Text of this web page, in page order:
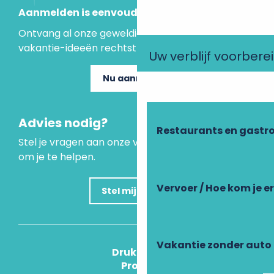
Uw verblijf
Restaurants en
Vervoer / Hoe kom je
Vakantie zonder auto
Aanmelden is eenvoudig
Ontvang al onze geweldige aanbiedingen en
vakantie-ideeën rechtstreeks in je inbox.
Nu aanmelden
Advies nodig?
Stel je vragen aan onze virtuele assistent, die er is
om je te helpen.
Stel mijn vraag
Druk Op
Pros